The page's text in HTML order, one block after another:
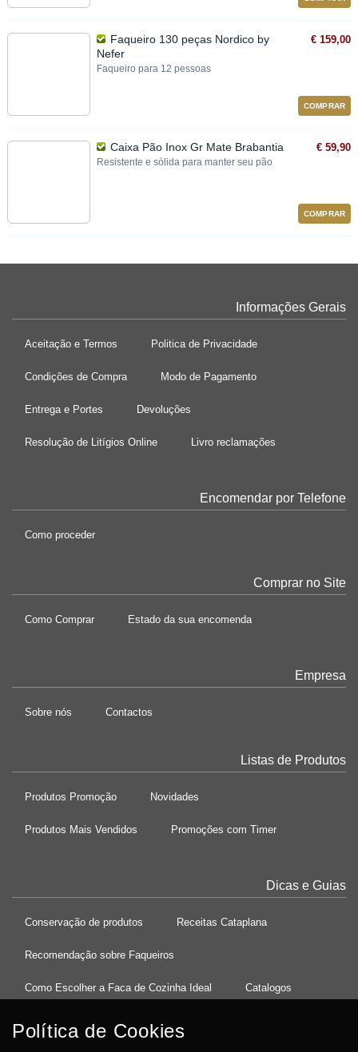
Faqueiro 130 peças Nordico by
Nefer
Faqueiro para 12 pessoas
€ 159,00
COMPRAR
Caixa Pão Inox Gr Mate Brabantia
Resistente e sólida para manter seu pão
€ 59,90
COMPRAR
Informações Gerais
Aceitação e Termos Politica de Privacidade
Condições de Compra Modo de Pagamento
Entrega e Portes Devoluções
Resolução de Litígios Online Livro reclamações
Encomendar por Telefone
Como proceder
Comprar no Site
Como Comprar Estado da sua encomenda
Empresa
Sobre nós Contactos
Listas de Produtos
Produtos Promoção Novidades
Produtos Mais Vendidos Promoções com Timer
Dicas e Guias
Conservação de produtos Receitas Cataplana
Recomendação sobre Faqueiros
Como Escolher a Faca de Cozinha Ideal Catalogos
Política de Cookies